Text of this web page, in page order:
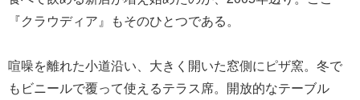
『クラウディア』もそのひとつである。
喧噪を離れた小道沿い、大きく開いた窓側にピザ窯。冬で
もビニールで覆って使えるテラス席。開放的なテーブル